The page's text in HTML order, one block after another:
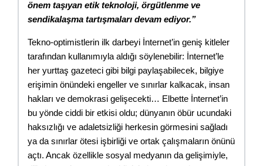
önem taşıyan etik teknoloji, örgütlenme ve
sendikalaşma tartışmaları devam ediyor.”
Tekno-optimistlerin ilk darbeyi İnternet’in geniş kitleler
tarafından kullanımıyla aldığı söylenebilir: İnternet’le
her yurttaş gazeteci gibi bilgi paylaşabilecek, bilgiye
erişimin önündeki engeller ve sınırlar kalkacak, insan
hakları ve demokrasi gelişecekti… Elbette İnternet’in
bu yönde ciddi bir etkisi oldu; dünyanın öbür ucundaki
haksızlığı ve adaletsizliği herkesin görmesini sağladı
ya da sınırlar ötesi işbirliği ve ortak çalışmaların önünü
açtı. Ancak özellikle sosyal medyanın da gelişimiyle,